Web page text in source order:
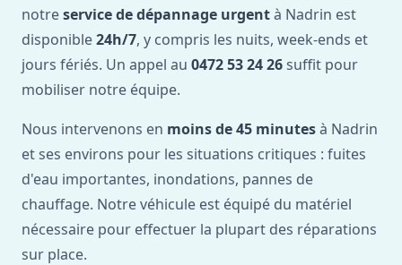
notreservice de dépannage urgentà Nadrin est
disponible24h/7, y compris les nuits, week-ends et
jours fériés. Un appel au 0472 53 24 26 suffit pour
mobiliser notre équipe.
Nous intervenons en moins de 45 minutesà Nadrin
et ses environs pour les situations critiques : fuites
d'eau importantes, inondations, pannes de
chauffage. Notre véhicule est équipé du matériel
nécessaire pour effectuer la plupart des réparations
sur place.